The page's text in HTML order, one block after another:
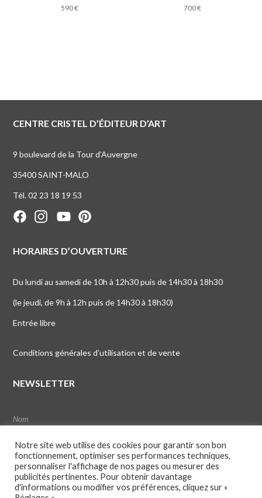
590€ 700€
CENTRE CRISTEL D’ÉDITEUR D’ART
9 boulevard de la Tour d’Auvergne
35400 SAINT-MALO
Tél. 02 23 18 19 53
HORAIRES D’OUVERTURE
Du lundi au samedi de 10h à 12h30 puis de 14h30 à 18h30
(le jeudi, de 9h à 12h puis de 14h30 à 18h30)
Entrée libre
Conditions générales d’utilisation et de vente
NEWSLETTER
Notre site web utilise des cookies pour garantir son bon
fonctionnement, optimiser ses performances techniques,
personnaliser l'affichage de nos pages ou mesurer des
publicités pertinentes. Pour obtenir davantage
d'informations ou modifier vos préférences, cliquez sur «